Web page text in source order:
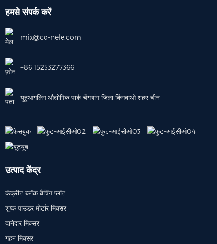
हमसे संपर्क करें
mix@co-nele.com
+86 15253277366
युहुआंगलिंग औद्योगिक पार्क चेंगयांग जिला क़िंगदाओ शहर चीन
उत्पाद केंद्र
कंक्रीट ब्लॉक बैचिंग प्लांट
शुष्क पाउडर मोर्टार मिक्सर
दानेदार मिक्सर
गहन मिक्सर